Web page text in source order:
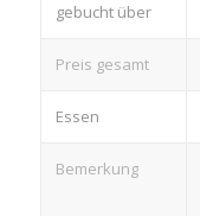
gebucht über
Preis gesamt
Essen
Bemerkung